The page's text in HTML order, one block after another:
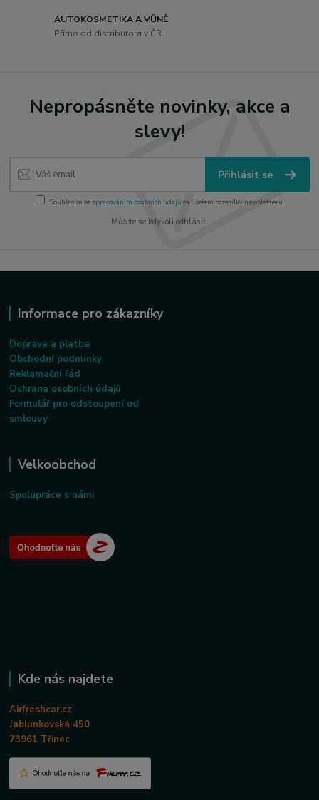
AUTOKOSMETIKA A VŮNĚ
Přímo od distributora v ČR
Nepropásněte novinky, akce a
slevy!
Přihlásit se
Souhlasím se zpracováním osobních údajůza účelem rozesílky newsletteru.
Můžete se kdykoli odhlásit.
Informace pro zákazníky
Doprava a platba
Obchodní podmínky
Reklamační řád
Ochrana osobních údajů
Formulář pro odstoupení od
smlouvy
Velkoobchod
Spolupráce s námi
Kde nás najdete
Airfreshcar.cz
Jablunkovská 450
73961 Třinec